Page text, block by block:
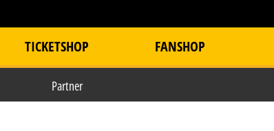
TICKETSHOP FANSHOP
Partner